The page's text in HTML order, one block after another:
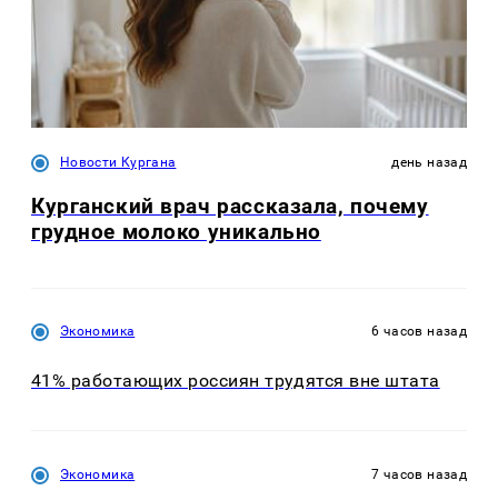
Новости Кургана день назад
Курганский врач рассказала, почему
грудное молоко уникально
Экономика 6 часов назад
41% работающих россиян трудятся вне штата
Экономика 7 часов назад